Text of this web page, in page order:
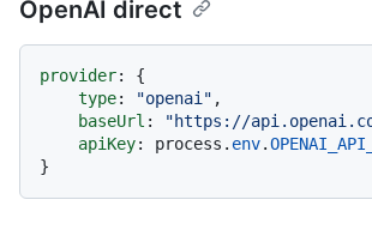
OpenAI direct
provider: {
type: "openai" ,
baseUrl : "https://
apiKey: process. env.